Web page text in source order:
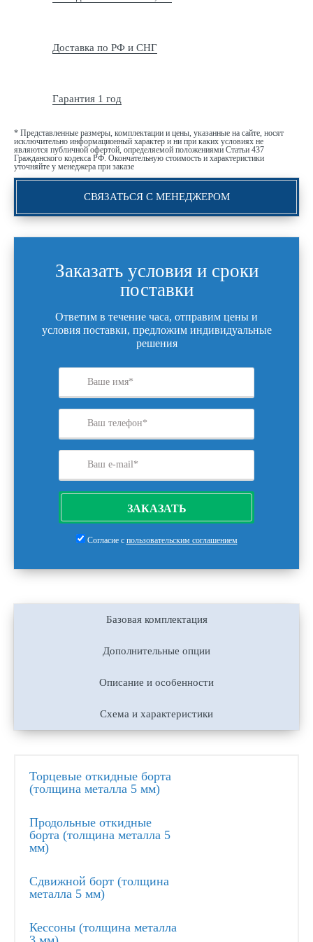
Доставка по РФ и СНГ
Гарантия 1 год
* Представленные размеры, комплектации и цены, указанные на сайте, носят
исключительно информационный характер и ни при каких условиях не
являются публичной офертой, определяемой положениями Статьи 437
Гражданского кодекса РФ. Окончательную стоимость и характеристики
уточняйте у менеджера при заказе
СВЯЗАТЬСЯ С МЕНЕДЖЕРОМ
Заказать условия и сроки
поставки
Ответим в течение часа, отправим цены и
условия поставки, предложим индивидуальные
решения
ЗАКАЗАТЬ
Согласие с пользовательским соглашением
Базовая комплектация
Дополнительные опции
Описание и особенности
Схема и характеристики
Торцевые откидные борта
(толщина металла 5 мм)
Продольные откидные
борта (толщина металла 5
мм)
Сдвижной борт (толщина
металла 5 мм)
Кессоны (толщина металла